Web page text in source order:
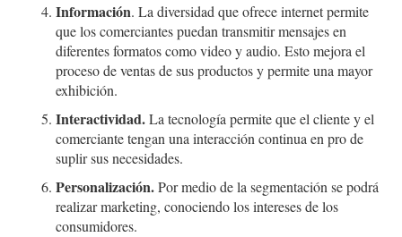
Información. La diversidad que ofrece internet permite
que los comerciantes puedan transmitir mensajes en
diferentes formatos como video y audio. Esto mejora el
proceso de ventas de sus productos y permite una mayor
exhibición.
Interactividad.La tecnología permite que el cliente y el
comerciante tengan una interacción continua en pro de
suplir sus necesidades.
Personalización.Por medio de la segmentación se podrá
realizar marketing, conociendo los intereses de los
consumidores.